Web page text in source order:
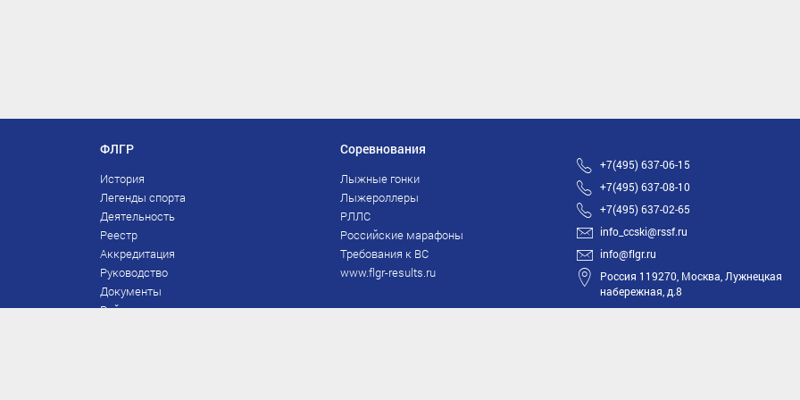
ФЛГР
История
Легенды спорта
Деятельность
Реестр
Аккредитация
Руководство
Документы
Рейтинг
Соревнования
Лыжные гонки
Лыжероллеры
РЛЛС
Российские марафоны
Требования к ВС
www.flgr-results.ru
+7(495) 637-06-15
+7(495) 637-08-10
+7(495) 637-02-65
info_ccski@rssf.ru
info@flgr.ru
Россия 119270, Москва, Лужнецкая
набережная, д.8